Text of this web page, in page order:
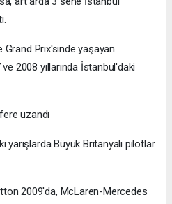
Grand Prix'sinde yaşayan
2008 yıllarında İstanbul'daki
uzandı
yarışlarda Büyük Britanyalı pilotlar
2009'da, McLaren-Mercedes